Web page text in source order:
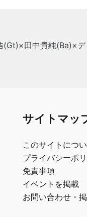
サイトマッ
このサイトにつ
プライバシーポ
免責事項
イベントを掲載
お問い合わせ・